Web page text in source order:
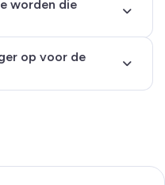
worden die
op voor de